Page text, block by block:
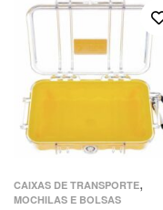
CAIXAS DE TRANSPORTE,
MOCHILAS E BOLSAS